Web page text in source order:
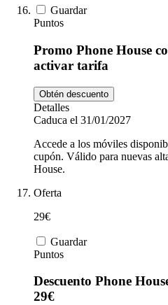
Guardar
Puntos
Promo Phone House
activar tarifa
Obtén descuento
Detalles
Caduca el 31/01/2027
Accede a los móviles
cupón. Válido para nuevas
House.
Oferta
29€
Guardar
Puntos
Descuento Phone
29€